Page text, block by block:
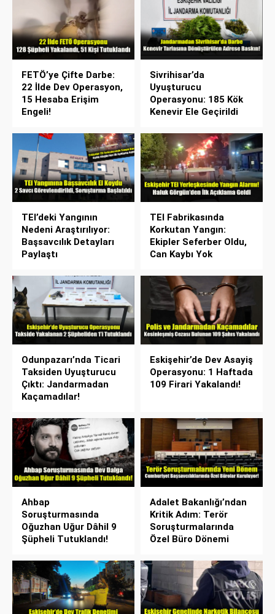
FETÖ’ye Çifte Darbe:
22 İlde Dev Operasyon,
15 Hesaba Erişim
Engeli!
Sivrihisar’da
Uyuşturucu
Operasyonu: 185 Kök
Kenevir Ele Geçirildi
TEI’deki Yangının
Nedeni Araştırılıyor:
Başsavcılık Detayları
Paylaştı
TEI Fabrikasında
Korkutan Yangın:
Ekipler Seferber Oldu,
Can Kaybı Yok
Odunpazarı’nda Ticari
Taksiden Uyuşturucu
Çıktı: Jandarmadan
Kaçamadılar!
Eskişehir’de Dev Asayiş
Operasyonu: 1 Haftada
109 Firari Yakalandı!
Ahbap
Soruşturmasında
Oğuzhan Uğur Dâhil 9
Şüpheli Tutuklandı!
Adalet Bakanlığı’ndan
Kritik Adım: Terör
Soruşturmalarında
Özel Büro Dönemi